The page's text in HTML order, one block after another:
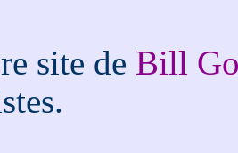
site de Bill